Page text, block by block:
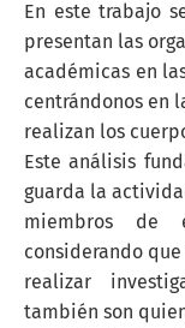
En este trabajo
presentan las
académicas en
centrándonos en
realizan los
Este análisis
guarda la
miembros de
considerando
realizar
también son